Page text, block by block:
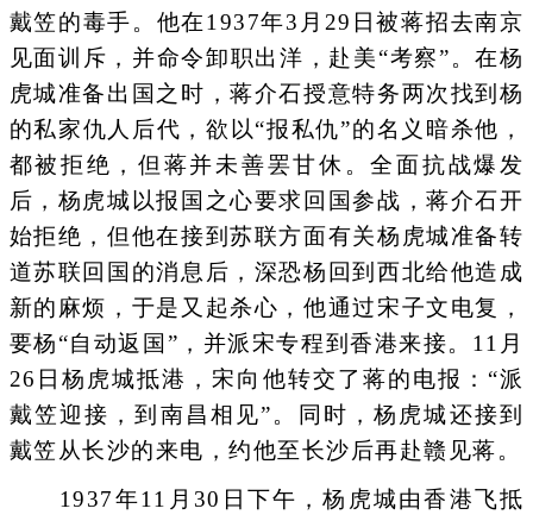
戴笠的毒手。他在1937年3月29日被蒋招去南京
见面训斥，并命令卸职出洋，赴美“考察”。在杨
虎城准备出国之时，蒋介石授意特务两次找到杨
的私家仇人后代，欲以“报私仇”的名义暗杀他，
都被拒绝，但蒋并未善罢甘休。全面抗战爆发
后，杨虎城以报国之心要求回国参战，蒋介石开
始拒绝，但他在接到苏联方面有关杨虎城准备转
道苏联回国的消息后，深恐杨回到西北给他造成
新的麻烦，于是又起杀心，他通过宋子文电复，
要杨“自动返国”，并派宋专程到香港来接。11月
26日杨虎城抵港，宋向他转交了蒋的电报：“派
戴笠迎接，到南昌相见”。同时，杨虎城还接到
戴笠从长沙的来电，约他至长沙后再赴赣见蒋。
1937年11月30日下午，杨虎城由香港飞抵